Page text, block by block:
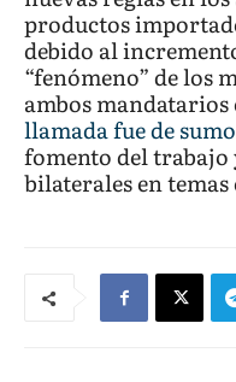
productos
debido al
“fenómeno” de los
ambos
llamada fue de
fomento del trabajo
bilaterales en temas